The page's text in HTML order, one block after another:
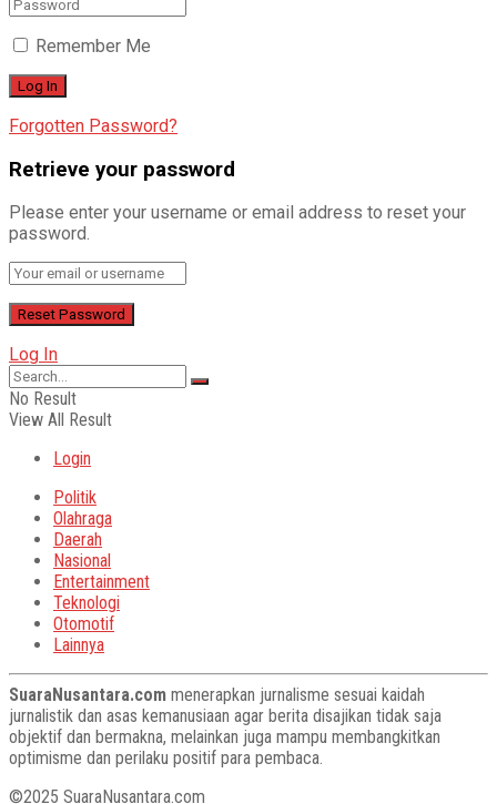
Remember Me
Forgotten Password?
Retrieve your password
Please enter your username or email address to reset your
password.
Log In
No Result
View All Result
Login
Politik
Olahraga
Daerah
Nasional
Entertainment
Teknologi
Otomotif
Lainnya
SuaraNusantara.com menerapkan jurnalisme sesuai kaidah
jurnalistik dan asas kemanusiaan agar berita disajikan tidak saja
objektif dan bermakna, melainkan juga mampu membangkitkan
optimisme dan perilaku positif para pembaca.
©2025 SuaraNusantara.com